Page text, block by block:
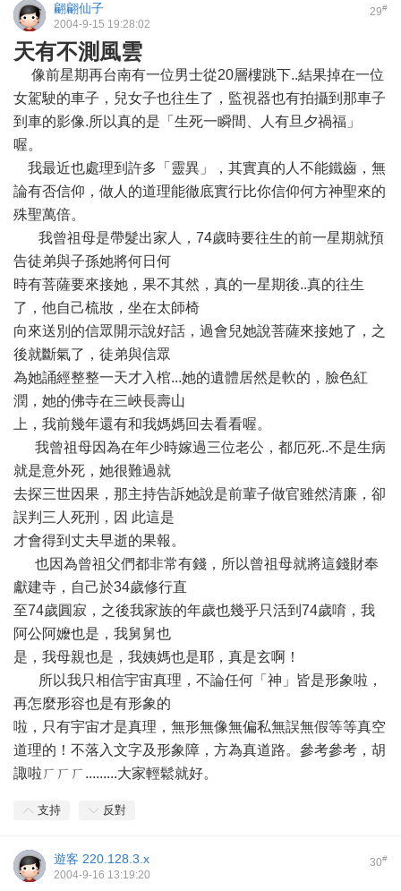
29#
翩翩仙子
2004-9-15 19:28:02
天有不測風雲
像前星期再台南有一位男士從20層樓跳下..結果掉在一位
女駕駛的車子，兒女子也往生了，監視器也有拍攝到那車子
到車的影像.所以真的是「生死一瞬間、人有旦夕禍福」
喔。
我最近也處理到許多「靈異」，其實真的人不能鐵齒，無
論有否信仰，做人的道理能徹底實行比你信仰何方神聖來的
殊聖萬倍。
我曾祖母是帶髮出家人，74歲時要往生的前一星期就預
告徒弟與子孫她將何日何
時有菩薩要來接她，果不其然，真的一星期後..真的往生
了，他自己梳妝，坐在太師椅
向來送別的信眾開示說好話，過會兒她說菩薩來接她了，之
後就斷氣了，徒弟與信眾
為她誦經整整一天才入棺...她的遺體居然是軟的，臉色紅
潤，她的佛寺在三峽長壽山
上，我前幾年還有和我媽媽回去看看喔。
我曾祖母因為在年少時嫁過三位老公，都厄死..不是生病
就是意外死，她很難過就
去探三世因果，那主持告訴她說是前輩子做官雖然清廉，卻
誤判三人死刑，因 此這是
才會得到丈夫早逝的果報。
也因為曾祖父們都非常有錢，所以曾祖母就將這錢財奉
獻建寺，自己於34歲修行直
至74歲圓寂，之後我家族的年歲也幾乎只活到74歲唷，我
阿公阿嬤也是，我舅舅也
是，我母親也是，我姨媽也是耶，真是玄啊！
所以我只相信宇宙真理，不論任何「神」皆是形象啦，
再怎麼形容也是有形象的
啦，只有宇宙才是真理，無形無像無偏私無誤無假等等真空
道理的！不落入文字及形象障，方為真道路。參考參考，胡
諏啦ㄏㄏㄏ.........大家輕鬆就好。
支持 反對
30#
遊客 220.128.3.x
2004-9-16 13:19:20